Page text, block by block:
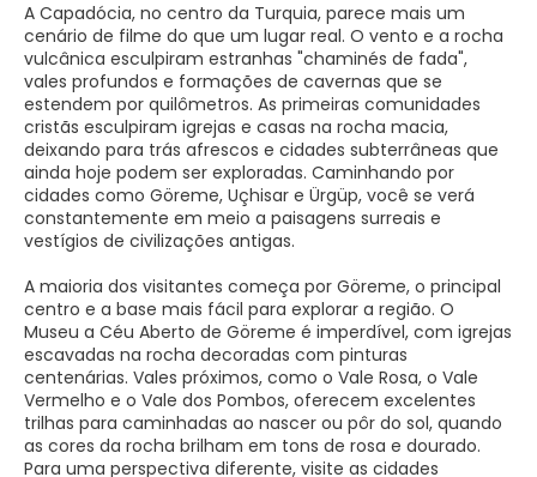
A Capadócia, no centro da Turquia, parece mais um
cenário de filme do que um lugar real. O vento e a rocha
vulcânica esculpiram estranhas "chaminés de fada",
vales profundos e formações de cavernas que se
estendem por quilômetros. As primeiras comunidades
cristãs esculpiram igrejas e casas na rocha macia,
deixando para trás afrescos e cidades subterrâneas que
ainda hoje podem ser exploradas. Caminhando por
cidades como Göreme, Uçhisar e Ürgüp, você se verá
constantemente em meio a paisagens surreais e
vestígios de civilizações antigas.
A maioria dos visitantes começa por Göreme, o principal
centro e a base mais fácil para explorar a região. O
Museu a Céu Aberto de Göreme é imperdível, com igrejas
escavadas na rocha decoradas com pinturas
centenárias. Vales próximos, como o Vale Rosa, o Vale
Vermelho e o Vale dos Pombos, oferecem excelentes
trilhas para caminhadas ao nascer ou pôr do sol, quando
as cores da rocha brilham em tons de rosa e dourado.
Para uma perspectiva diferente, visite as cidades